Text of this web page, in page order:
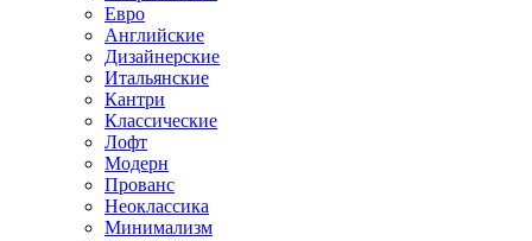
Евро
Английские
Дизайнерские
Итальянские
Кантри
Классические
Лофт
Модерн
Прованс
Неоклассика
Минимализм